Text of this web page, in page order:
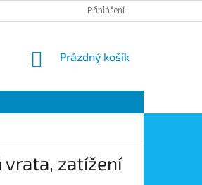
MOJE OBJEDNÁVKA
Přihlášení
NÁKUPNÍ
Prázdný košík
vrata, zatížení